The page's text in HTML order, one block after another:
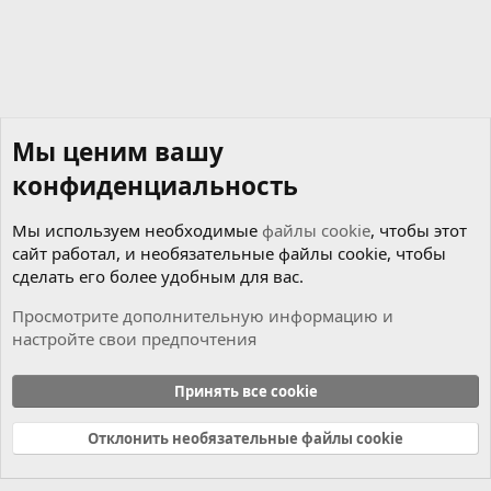
Cookies
Russian (RU)
Связь с нами
Условия и правила
Политика конфиденциальности
Справка Главная
R
Мы ценим вашу
конфиденциальность
Мы используем необходимые файлы cookie, чтобы этот
сайт работал, и необязательные файлы cookie, чтобы
сделать его более удобным для вас.
Просмотрите дополнительную информацию и
настройте свои предпочтения
Принять все cookie
Отклонить необязательные файлы cookie